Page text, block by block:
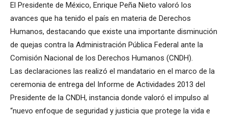
El Presidente de México, Enrique Peña Nieto valoró los
avances que ha tenido el país en materia de Derechos
Humanos, destacando que existe una importante disminución
de quejas contra la Administración Pública Federal ante la
Comisión Nacional de los Derechos Humanos (CNDH).
Las declaraciones las realizó el mandatario en el marco de la
ceremonia de entrega del Informe de Actividades 2013 del
Presidente de la CNDH, instancia donde valoró el impulso al
“nuevo enfoque de seguridad y justicia que protege la vida e